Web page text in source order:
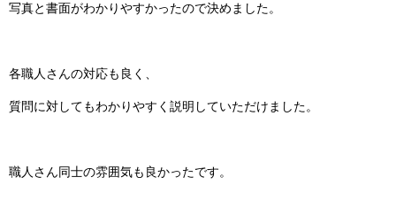
写真と書面がわかりやすかったので決めました。
各職人さんの対応も良く、
質問に対してもわかりやすく説明していただけました。
職人さん同士の雰囲気も良かったです。